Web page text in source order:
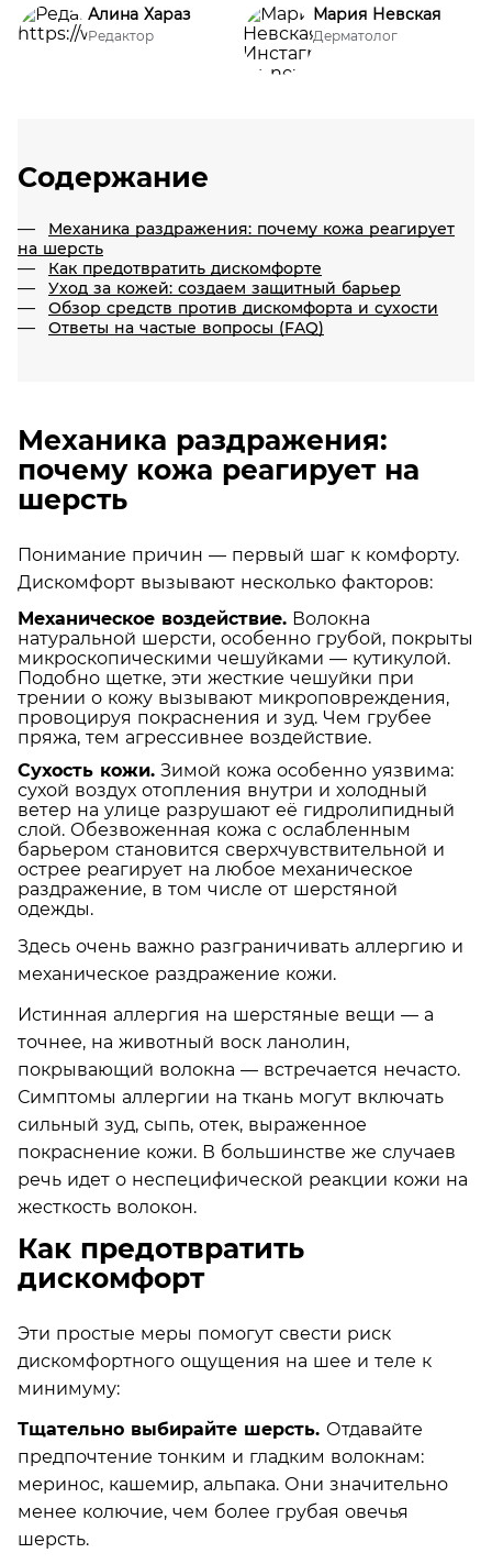
Алина Хараз
Редактор
Мария Невская
Дерматолог
Содержание
Механика раздражения: почему кожа реагирует
на шерсть
Как предотвратить дискомфорте
Уход за кожей: создаем защитный барьер
Обзор средств против дискомфорта и сухости
Ответы на частые вопросы (FAQ)
Механика раздражения:
почему кожа реагирует на
шерсть
Понимание причин — первый шаг к комфорту.
Дискомфорт вызывают несколько факторов:
Механическое воздействие. Волокна
натуральной шерсти, особенно грубой, покрыты
микроскопическими чешуйками — кутикулой.
Подобно щетке, эти жесткие чешуйки при
трении о кожу вызывают микроповреждения,
провоцируя покраснения и зуд. Чем грубее
пряжа, тем агрессивнее воздействие.
Сухость кожи. Зимой кожа особенно уязвима:
сухой воздух отопления внутри и холодный
ветер на улице разрушают её гидролипидный
слой. Обезвоженная кожа с ослабленным
барьером становится сверхчувствительной и
острее реагирует на любое механическое
раздражение, в том числе от шерстяной
одежды.
Здесь очень важно разграничивать аллергию и
механическое раздражение кожи.
Истинная аллергия на шерстяные вещи — а
точнее, на животный воск ланолин,
покрывающий волокна — встречается нечасто.
Симптомы аллергии на ткань могут включать
сильный зуд, сыпь, отек, выраженное
покраснение кожи. В большинстве же случаев
речь идет о неспецифической реакции кожи на
жесткость волокон.
Как предотвратить
дискомфорт
Эти простые меры помогут свести риск
дискомфортного ощущения на шее и теле к
минимуму:
Тщательно выбирайте шерсть. Отдавайте
предпочтение тонким и гладким волокнам:
меринос, кашемир, альпака. Они значительно
менее колючие, чем более грубая овечья
шерсть.